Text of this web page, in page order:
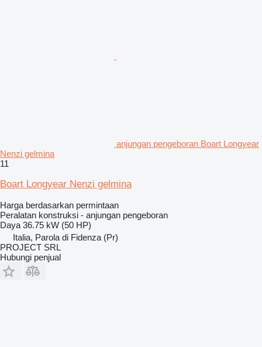
anjungan pengeboran Boart Longyear
Nenzi gelmina
11
Boart Longyear Nenzi gelmina
Harga berdasarkan permintaan
Peralatan konstruksi - anjungan pengeboran
Daya 36.75 kW (50 HP)
Italia, Parola di Fidenza (Pr)
PROJECT SRL
Hubungi penjual